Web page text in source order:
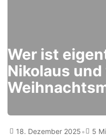
Wer ist
Nikolaus
18. Dezember 2025• 5